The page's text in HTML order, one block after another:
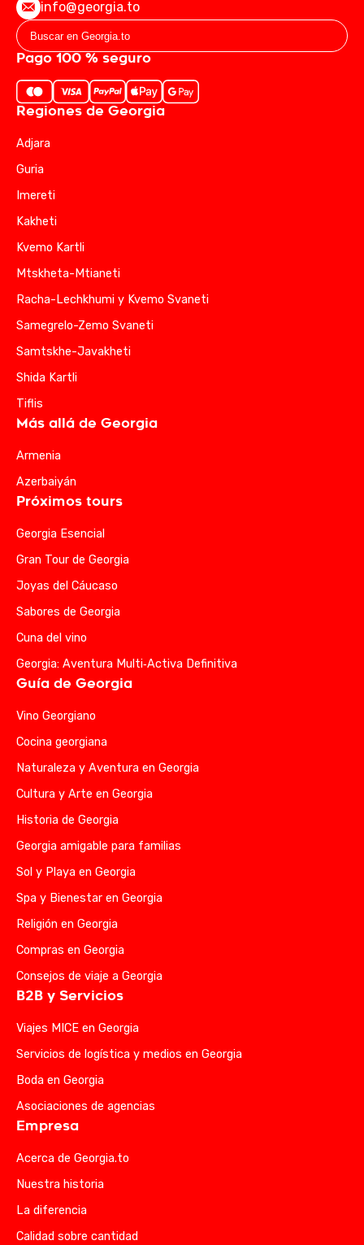
info@georgia.to
Pago 100 % seguro
Regiones de Georgia
Adjara
Guria
Imereti
Kakheti
Kvemo Kartli
Mtskheta-Mtianeti
Racha-Lechkhumi y Kvemo Svaneti
Samegrelo-Zemo Svaneti
Samtskhe-Javakheti
Shida Kartli
Tiflis
Más allá de Georgia
Armenia
Azerbaiyán
Próximos tours
Georgia Esencial
Gran Tour de Georgia
Joyas del Cáucaso
Sabores de Georgia
Cuna del vino
Georgia: Aventura Multi‑Activa Definitiva
Guía de Georgia
Vino Georgiano
Cocina georgiana
Naturaleza y Aventura en Georgia
Cultura y Arte en Georgia
Historia de Georgia
Georgia amigable para familias
Sol y Playa en Georgia
Spa y Bienestar en Georgia
Religión en Georgia
Compras en Georgia
Consejos de viaje a Georgia
B2B y Servicios
Viajes MICE en Georgia
Servicios de logística y medios en Georgia
Boda en Georgia
Asociaciones de agencias
Empresa
Acerca de Georgia.to
Nuestra historia
La diferencia
Calidad sobre cantidad